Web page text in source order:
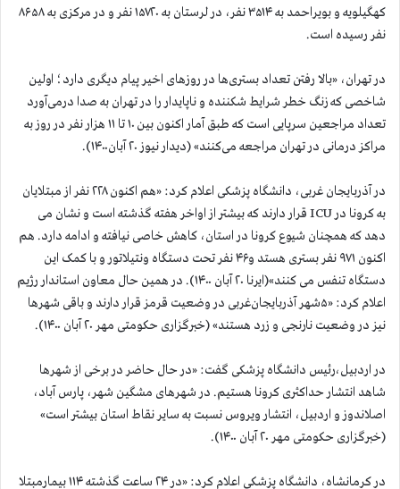
کهگیلویه و بویراحمد به ۳۵۱۴ نفر، در لرستان به ۱۵۷۲۰ نفر و در مرکزی به ۸۶۵۸
نفر رسیده است.
در تهران، «بالا رفتن تعداد بستری‌ها در روز‌های اخیر پیام دیگری دارد؛ اولین
شاخصی که زنگ خطر شرایط شکننده و ناپایدار را در تهران به صدا درمی‌آورد
تعداد مراجعین سرپایی است که طبق آمار اکنون بین ۱۰ تا ۱۱ هزار نفر در روز به
مراکز درمانی در تهران مراجعه می‌کنند» (دیدار نیوز ۲۰ آبان۱۴۰۰).
در آذربایجان غربی، دانشگاه پزشکی اعلام کرد: «هم اکنون ۲۲۸ نفر از مبتلایان
به کرونا در ICU قرار دارند که بیشتر از اواخر هفته گذشته است و نشان می
دهد که همچنان شیوع کرونا در استان، کاهش خاصی نیافته و ادامه دارد. هم
اکنون ۹۷۱ نفر بستری هستد و۴۶ نفر تحت دستگاه ونتیلاتور و با کمک این
دستگاه تنفس می کنند»(ایرنا ۲۰ آبان ۱۴۰۰). در همین حال معاون استاندار رژیم
اعلام کرد: «۵شهر آذربایجان‌غربی در وضعیت قرمز قرار دارند و باقی شهرها
نیز در وضعیت نارنجی و زرد هستند» (خبرگزاری حکومتی مهر ۲۰ آبان ۱۴۰۰).
در اردبیل،رئیس دانشگاه پزشکی گفت: «در حال حاضر در برخی از شهرها
شاهد انتشار حداکثری کرونا هستیم. در شهرهای مشگین شهر، پارس آباد،
اصلاندوز و اردبیل، انتشار ویروس نسبت به سایر نقاط استان بیشتر است»
(خبرگزاری حکومتی مهر ۲۰ آبان ۱۴۰۰).
در کرمانشاه، دانشگاه پزشکی اعلام کرد: «در ۲۴ ساعت گذشته ۱۱۴ بیمارمبتلا